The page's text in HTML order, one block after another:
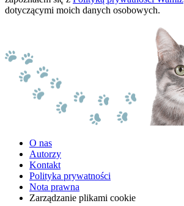
dotyczącymi moich danych osobowych.
O nas
Autorzy
Kontakt
Polityka prywatności
Nota prawna
Zarządzanie plikami cookie